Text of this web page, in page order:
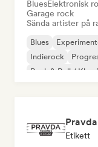
BluesElektronisk
Garage rock
Sända artister på
Blues
Indierock
Rock & Roll /
Etikett